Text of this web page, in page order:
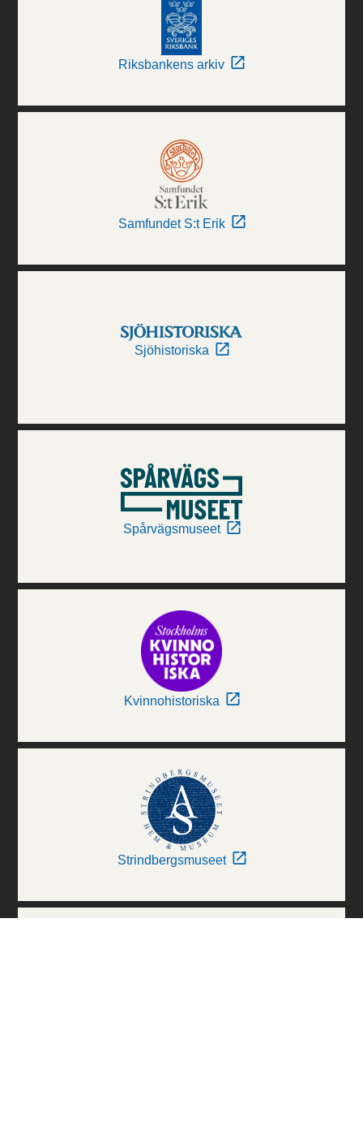
Riksbankens arkiv
Samfundet S:t Erik
Sjöhistoriska
Spårvägsmuseet
Kvinnohistoriska
Strindbergsmuseet